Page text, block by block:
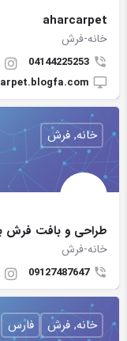
aharcarpet
خانه-فرش
04144225253
طراحی و بافت فرش
خانه-فرش
09127487647
خانه, فرش
خانه, فرش فارس